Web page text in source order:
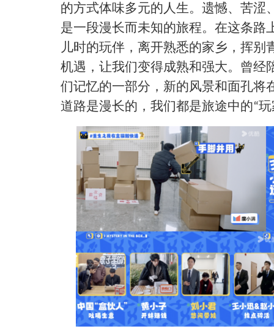
的方式体味多元的人生。遗憾、苦涩
是一段漫长而未知的旅程。在这条路
儿时的玩伴，离开熟悉的家乡，挥别
机遇，让我们变得成熟和强大。曾经
们记忆的一部分，新的风景和面孔将
道路是漫长的，我们都是旅途中的“